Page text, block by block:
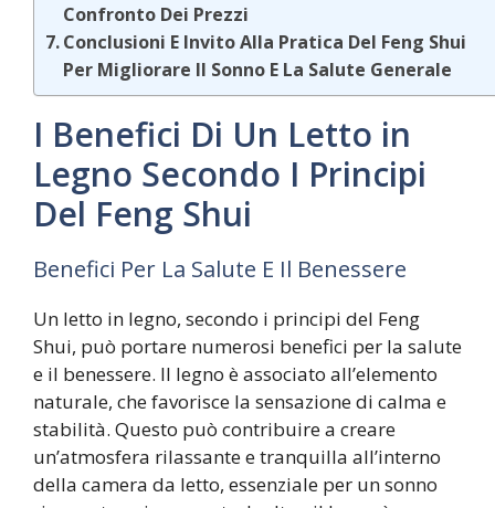
Confronto Dei Prezzi
Conclusioni E Invito Alla Pratica Del Feng Shui
Per Migliorare Il Sonno E La Salute Generale
I Benefici Di Un Letto in
Legno Secondo I Principi
Del Feng Shui
Benefici Per La Salute E Il Benessere
Un letto in legno, secondo i principi del Feng
Shui, può portare numerosi benefici per la salute
e il benessere. Il legno è associato all’elemento
naturale, che favorisce la sensazione di calma e
stabilità. Questo può contribuire a creare
un’atmosfera rilassante e tranquilla all’interno
della camera da letto, essenziale per un sonno